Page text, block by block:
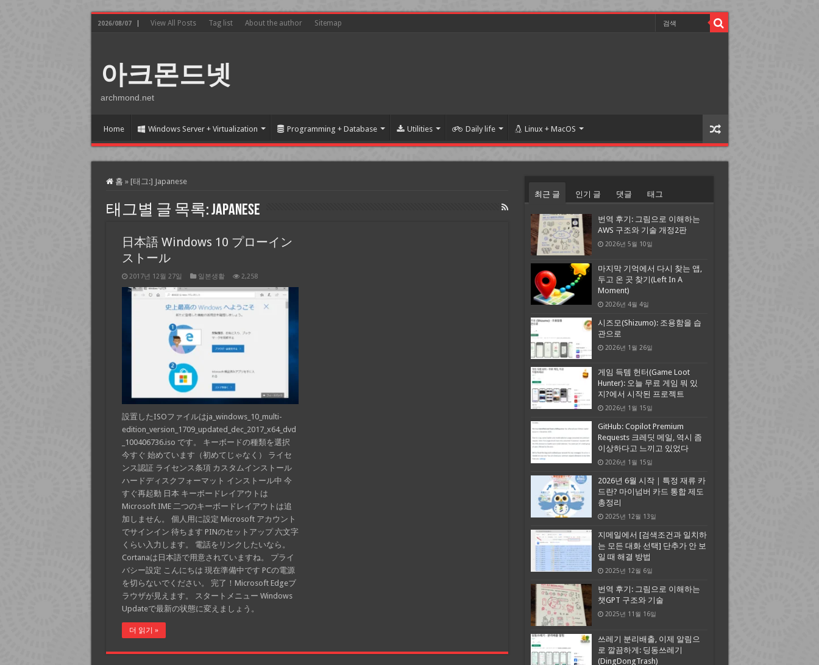
2026/08/07 View All Posts Tag list About the author Sitemap
아크몬드넷
archmond.net
Home Windows Server + Virtualization Programming + Database Utilities Daily life Linux + MacOS
홈 » [태그:] Japanese
태그별 글 목록:Japanese
日本語 Windows 10 プローイン
ストール
2017년 12월 27일 일본생활 2,258
設置したISOファイルはja_windows_10_multi-
edition_version_1709_updated_dec_2017_x64_dvd
_100406736.iso です。 キーボードの種類を選択
今すぐ 始めています（初めてじゃなく） ライセ
ンス認証 ライセンス条項 カスタムインストール
ハードディスクフォーマット インストール中 今
すぐ再起動 日本 キーボードレイアウトは
Microsoft IME 二つのキーボードレイアウトは追
加しません。 個人用に設定 Microsoft アカウント
でサインイン 待ちます PINのセットアップ 六文字
くらい入力します。 電話をリンクしたいなら。
Cortanaは日本語で用意されていますね。 プライ
バシー設定 こんにちは 現在準備中です PCの電源
を切らないでください。 完了！Microsoft Edgeブ
ラウザが見えます。 スタートメニュー Windows
Updateで最新の状態に変えましょう。
더 읽기 »
최근 글 인기 글 댓글 태그
번역 후기: 그림으로 이해하는
AWS 구조와 기술 개정2판
2026년 5월 10일
마지막 기억에서 다시 찾는 앱,
두고 온 곳 찾기(Left In A
Moment)
2026년 4월 4일
시즈모(Shizumo): 조용함을 습
관으로
2026년 1월 26일
게임 득템 헌터(Game Loot
Hunter): 오늘 무료 게임 뭐 있
지?에서 시작된 프로젝트
2026년 1월 15일
GitHub: Copilot Premium
Requests 크레딧 메일, 역시 좀
이상하다고 느끼고 있었다
2026년 1월 15일
2026년 6월 시작｜특정 재류 카
드란? 마이넘버 카드 통합 제도
총정리
2025년 12월 13일
지메일에서 [검색조건과 일치하
는 모든 대화 선택] 단추가 안 보
일 때 해결 방법
2025년 12월 6일
번역 후기: 그림으로 이해하는
챗GPT 구조와 기술
2025년 11월 16일
쓰레기 분리배출, 이제 알림으
로 깔끔하게: 딩동쓰레기
(DingDongTrash)